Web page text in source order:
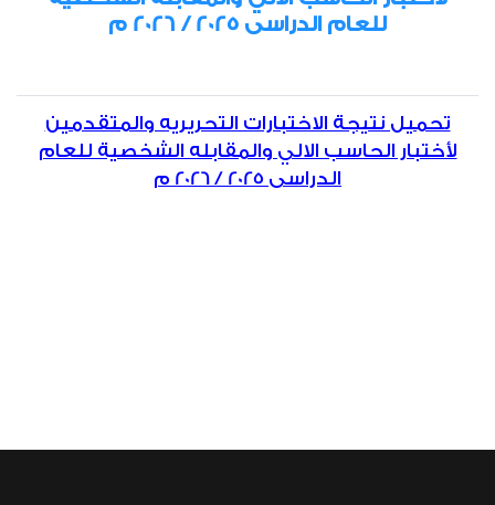
للعام الدراسى 2025 / 2026 م
تحميل نتيجة الاختبارات التحريريه والمتقدمين
لأختبار الحاسب الالي والمقابله الشخصية للعام
الدراسى 2025 / 2026 م